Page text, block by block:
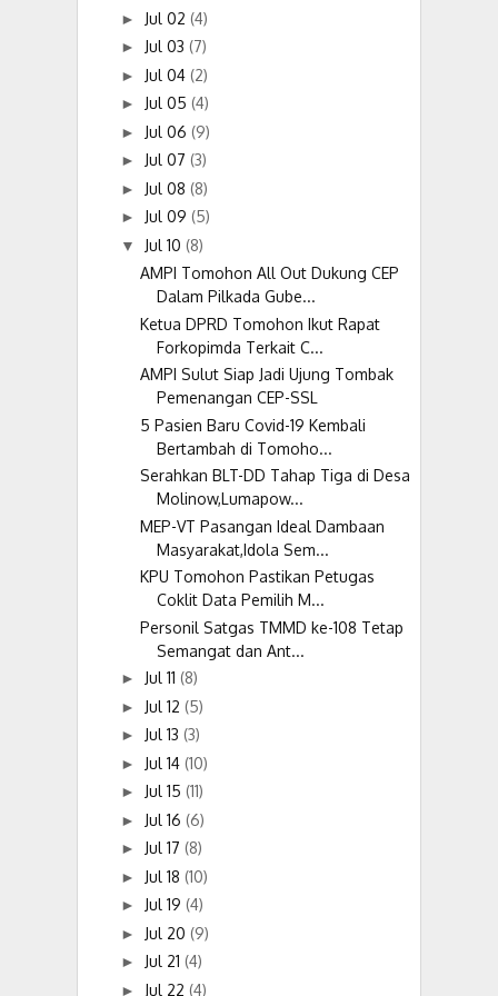
► Jul 02 (4)
► Jul 03 (7)
► Jul 04 (2)
► Jul 05 (4)
► Jul 06 (9)
► Jul 07 (3)
► Jul 08 (8)
► Jul 09 (5)
▼ Jul 10 (8)
AMPI Tomohon All Out Dukung CEP
Dalam Pilkada Gube...
Ketua DPRD Tomohon Ikut Rapat
Forkopimda Terkait C...
AMPI Sulut Siap Jadi Ujung Tombak
Pemenangan CEP-SSL
5 Pasien Baru Covid-19 Kembali
Bertambah di Tomoho...
Serahkan BLT-DD Tahap Tiga di Desa
Molinow,Lumapow...
MEP-VT Pasangan Ideal Dambaan
Masyarakat,Idola Sem...
KPU Tomohon Pastikan Petugas
Coklit Data Pemilih M...
Personil Satgas TMMD ke-108 Tetap
Semangat dan Ant...
► Jul 11 (8)
► Jul 12 (5)
► Jul 13 (3)
► Jul 14 (10)
► Jul 15 (11)
► Jul 16 (6)
► Jul 17 (8)
► Jul 18 (10)
► Jul 19 (4)
► Jul 20 (9)
► Jul 21 (4)
► Jul 22 (4)